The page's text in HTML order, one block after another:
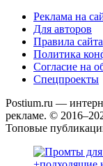
Реклама на
Для авторов
Правила сайта
Политика
Согласие на
Спецпроекты
Postium.ru —
рекламе. ©
Топовые